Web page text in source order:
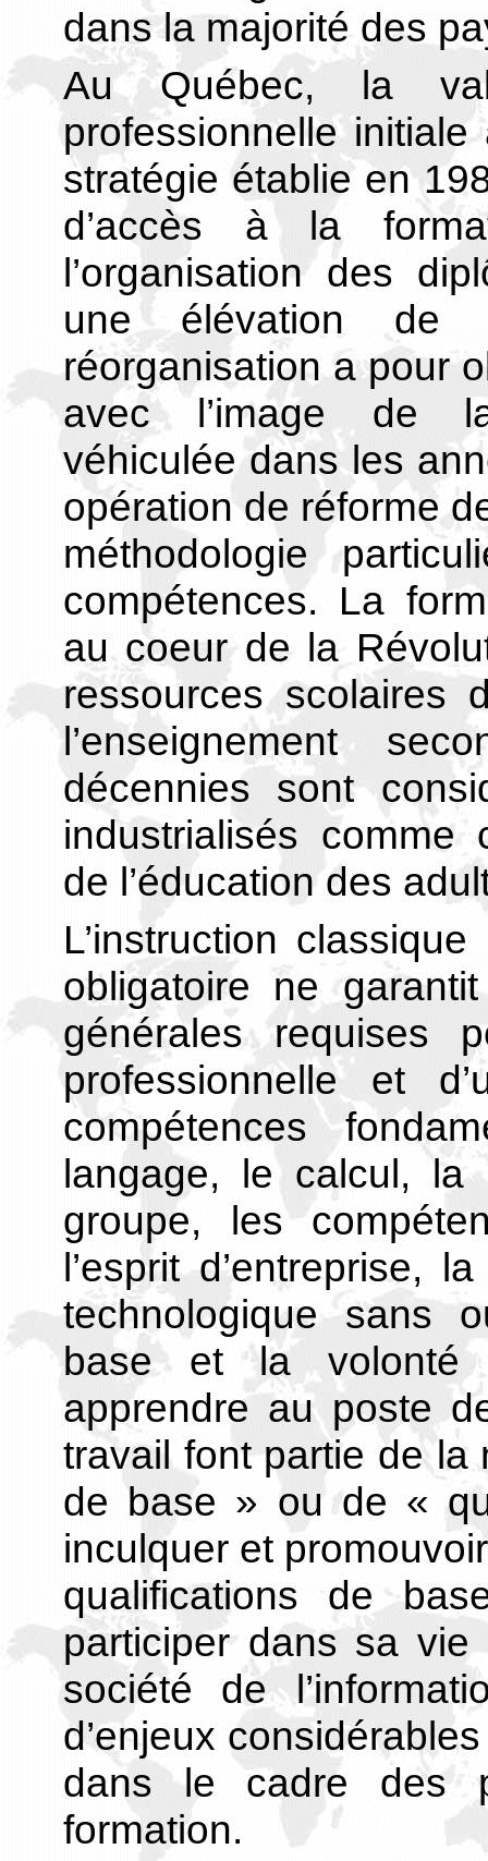
dans la majorité des
Au Québec, la
professionnelle
stratégie établie en
d’accès à la
l’organisation des
une élévation de
réorganisation a pour
avec l’image de
véhiculée dans les
opération de réforme
méthodologie
compétences. La
au coeur de la
ressources scolaires
l’enseignement
décennies sont
industrialisés comme
de l’éducation des
L’instruction
obligatoire ne
générales requises
professionnelle et
compétences
langage, le calcul, la
groupe, les
l’esprit d’entreprise,
technologique sans
base et la volonté
apprendre au poste
travail font partie de la
de base » ou de «
inculquer et
qualifications de
participer dans sa
société de
d’enjeux
dans le cadre des
formation.